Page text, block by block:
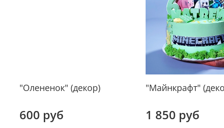
"Олененок" (декор)
600 руб
"Майнкрафт"
1 850 руб